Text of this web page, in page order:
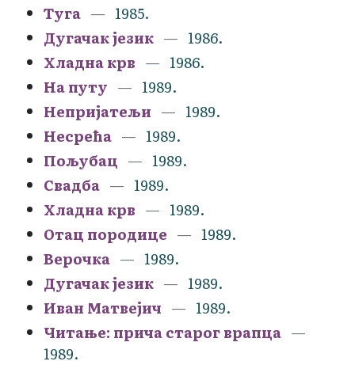
Туга
1985.
Дугачак језик
1986.
Хладна крв
1986.
На путу
1989.
Непријатељи
1989.
Несрећа
1989.
Пољубац
1989.
Свадба
1989.
Хладна крв
1989.
Отац породице
1989.
Верочка
1989.
Дугачак језик
1989.
Иван Матвејич
1989.
Читање: прича старог врапца
1989.